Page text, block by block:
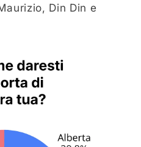
Din Din e